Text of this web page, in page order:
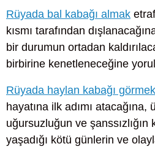
Rüyada bal kabağı almak
kısmı tarafından
bir durumun ortadan
birbirine kenetleneceğine
Rüyada haylan kabağı görmek
hayatına ilk adımı atacağına,
uğursuzluğun ve şanssızlığın
yaşadığı kötü günlerin ve